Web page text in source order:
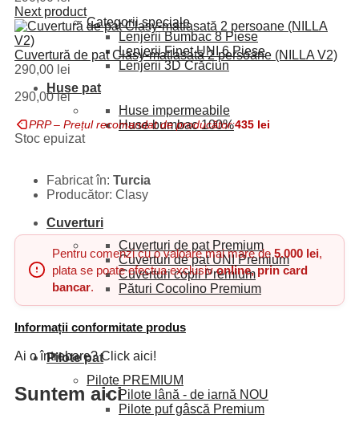
Categorii speciale
Lenjerii Bumbac8 Piese
Lenjerii Finet UNI6 Piese
Lenjerii 3DCrăciun
Huse pat
Huse impermeabile
Huse bumbac100%
Cuverturi
Cuverturi de pat Premium
Cuverturi de pat UNIPremium
Cuverturi copiiPremium
Pături Cocolino Premium
Pilote pat
Pilote PREMIUM
Pilote lână - de iarnă NOU
Pilote puf gâscă Premium
Next product
Cuvertură de pat Clasy-matlasată 2 persoane (NILLA V2)
290,00 lei
290,00lei
PRP – Prețul recomandat de producător:435 lei
Stoc epuizat
Fabricat în: Turcia
Producător: Clasy
Pentru comenzi cu o valoare mai mare de 5.000 lei,
plata se poate efectua exclusivonline, prin card
bancar.
Informații conformitate produs
Ai o întrebare? Click aici!
Suntem aici